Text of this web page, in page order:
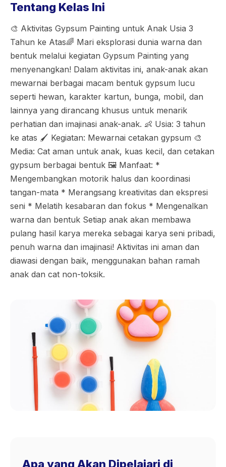
Tentang Kelas Ini
🎨 Aktivitas Gypsum Painting untuk Anak Usia 3
Tahun ke Atas🌈 Mari eksplorasi dunia warna dan
bentuk melalui kegiatan Gypsum Painting yang
menyenangkan! Dalam aktivitas ini, anak-anak akan
mewarnai berbagai macam bentuk gypsum lucu
seperti hewan, karakter kartun, bunga, mobil, dan
lainnya yang dirancang khusus untuk menarik
perhatian dan imajinasi anak-anak. 👶 Usia: 3 tahun
ke atas 🖌️ Kegiatan: Mewarnai cetakan gypsum 🎨
Media: Cat aman untuk anak, kuas kecil, dan cetakan
gypsum berbagai bentuk 🖼️ Manfaat: *
Mengembangkan motorik halus dan koordinasi
tangan-mata * Merangsang kreativitas dan ekspresi
seni * Melatih kesabaran dan fokus * Mengenalkan
warna dan bentuk Setiap anak akan membawa
pulang hasil karya mereka sebagai karya seni pribadi,
penuh warna dan imajinasi! Aktivitas ini aman dan
diawasi dengan baik, menggunakan bahan ramah
anak dan cat non-toksik.
Apa yang Akan Dipelajari di